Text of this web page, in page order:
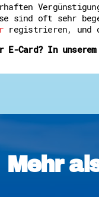
sind oft sehr
registrieren, und
E-Card? In unserem
Mehr